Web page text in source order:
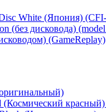
White (Япония)
(без дисковода)
(GameReplay)
(Космический красный)